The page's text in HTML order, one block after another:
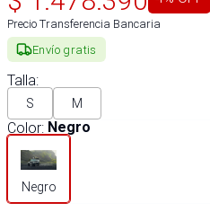
Precio Transferencia Bancaria
Envío gratis
Talla:
S M
Color: Negro
Negro